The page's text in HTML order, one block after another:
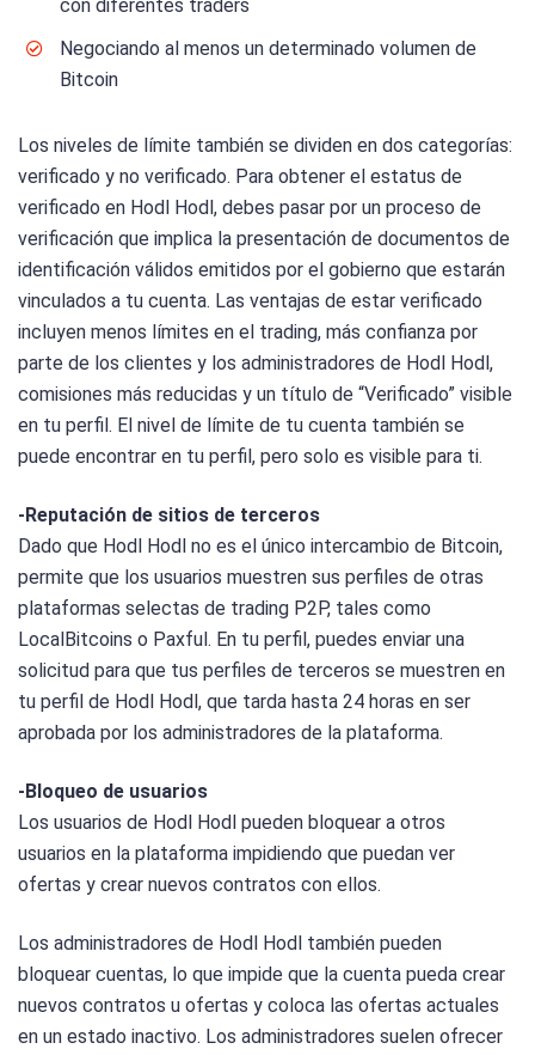
con diferentes traders
Negociando al menos un determinado volumen de
Bitcoin
Los niveles de límite también se dividen en dos categorías:
verificado y no verificado. Para obtener el estatus de
verificado en Hodl Hodl, debes pasar por un proceso de
verificación que implica la presentación de documentos de
identificación válidos emitidos por el gobierno que estarán
vinculados a tu cuenta. Las ventajas de estar verificado
incluyen menos límites en el trading, más confianza por
parte de los clientes y los administradores de Hodl Hodl,
comisiones más reducidas y un título de “Verificado” visible
en tu perfil. El nivel de límite de tu cuenta también se
puede encontrar en tu perfil, pero solo es visible para ti.
-Reputación de sitios de terceros
Dado que Hodl Hodl no es el único intercambio de Bitcoin,
permite que los usuarios muestren sus perfiles de otras
plataformas selectas de trading P2P, tales como
LocalBitcoins o Paxful. En tu perfil, puedes enviar una
solicitud para que tus perfiles de terceros se muestren en
tu perfil de Hodl Hodl, que tarda hasta 24 horas en ser
aprobada por los administradores de la plataforma.
-Bloqueo de usuarios
Los usuarios de Hodl Hodl pueden bloquear a otros
usuarios en la plataforma impidiendo que puedan ver
ofertas y crear nuevos contratos con ellos.
Los administradores de Hodl Hodl también pueden
bloquear cuentas, lo que impide que la cuenta pueda crear
nuevos contratos u ofertas y coloca las ofertas actuales
en un estado inactivo. Los administradores suelen ofrecer